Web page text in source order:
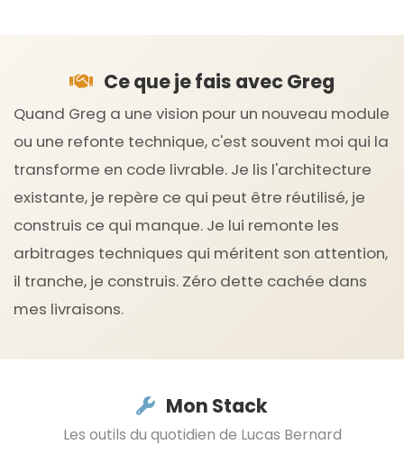
Ce que je fais avec Greg
Quand Greg a une vision pour un nouveau module
ou une refonte technique, c'est souvent moi qui la
transforme en code livrable. Je lis l'architecture
existante, je repère ce qui peut être réutilisé, je
construis ce qui manque. Je lui remonte les
arbitrages techniques qui méritent son attention,
il tranche, je construis. Zéro dette cachée dans
mes livraisons.
Mon Stack
Les outils du quotidien de Lucas Bernard